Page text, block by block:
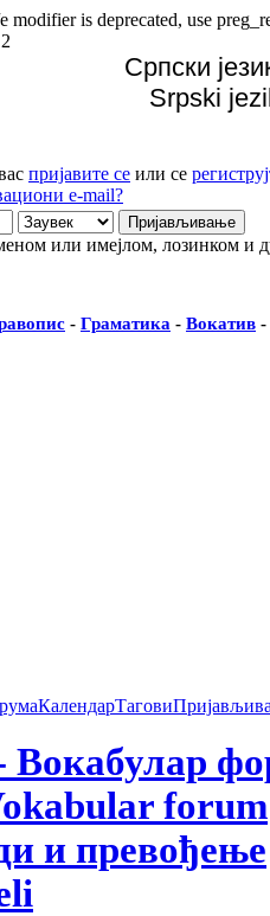
modifier is deprecated, use
Српски
Srpski
пријавите се или се
e-mail?
или имејлом, лозинком и
- Граматика - Вокатив -
КалендарТагови
Вокабулар
forum
и превођење